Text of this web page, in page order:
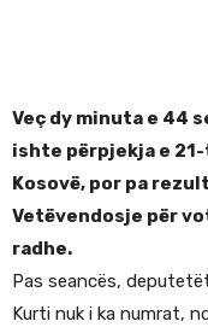
Veç dy minuta e 44
ishte përpjekja e
Kosovë, por pa
Vetëvendosje për
radhe.
Pas seancës,
Kurti nuk i ka numrat,